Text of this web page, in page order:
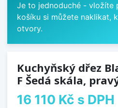
Je to jednoduché - vložíte
košíku si můžete naklikat,
otvory.
Kuchyňský dřez
F Šedá skála,
16 110 Kč s DPH